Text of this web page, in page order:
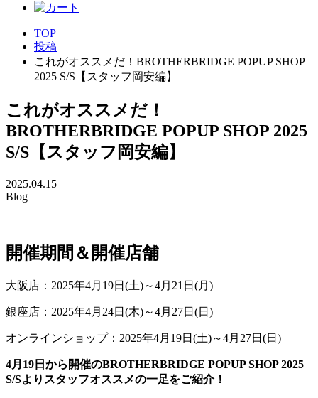
TOP
投稿
これがオススメだ！BROTHERBRIDGE POPUP SHOP
2025 S/S【スタッフ岡安編】
これがオススメだ！
BROTHERBRIDGE POPUP SHOP 2025
S/S【スタッフ岡安編】
2025.04.15
Blog
開催期間＆開催店舗
大阪店：2025年4月19日(土)～4月21日(月)
銀座店：2025年4月24日(木)～4月27日(日)
オンラインショップ：2025年4月19日(土)～4月27日(日)
4月19日から開催のBROTHERBRIDGE POPUP SHOP 2025
S/Sよりスタッフオススメの一足をご紹介！